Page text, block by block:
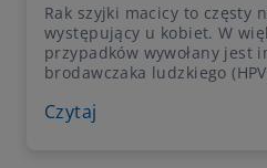
Rak szyjki macicy to częsty
występujący u kobiet. W
przypadków wywołany jest
brodawczaka ludzkiego
objawów, dlatego też tak
Czytaj